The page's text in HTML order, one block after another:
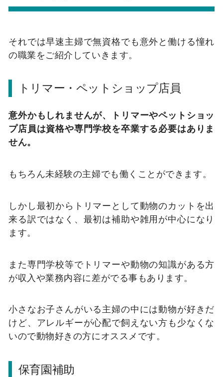
それでは早速主婦で無資格でも意外と働ける憧れ
の職業をご紹介していきます。
トリマー・ペットショップ店員
意外かもしれませんが、トリマーやペットショッ
プ店員は資格や専門学校を卒業する必要はありま
せん。
もちろん未経験の主婦でも働くことができます。
しかし最初からトリマーとして動物のカットを出
来る訳ではなく、最初は補助や雑用が中心になり
ます。
また専門学校等でトリマーや動物の知識がある方
が収入や業務内容に差がでる事もあります。
小さなお子さんがいる主婦の中には動物が好きだ
けど、アレルギーが心配で飼えない方も少なくな
いので動物好きの方にオススメです。
保育園補助